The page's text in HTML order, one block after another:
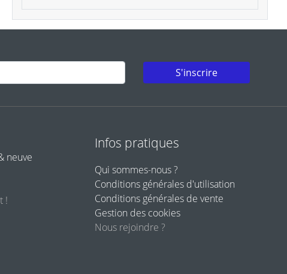
S'inscrire
neuve
!
Infos pratiques
Qui sommes-nous ?
Conditions générales d'utilisation
Conditions générales de vente
Gestion des cookies
Nous rejoindre ?